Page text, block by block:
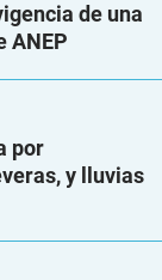
de una
ANEP
por
y lluvias